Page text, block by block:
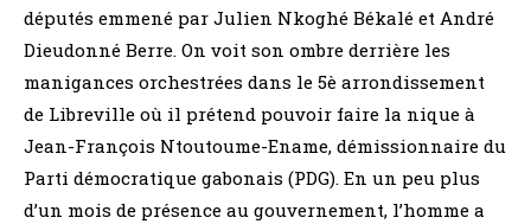
députés emmené par Julien Nkoghé Békalé et André
Dieudonné Berre. On voit son ombre derrière les
manigances orchestrées dans le 5è arrondissement
de Libreville où il prétend pouvoir faire la nique à
Jean-François Ntoutoume-Ename, démissionnaire du
Parti démocratique gabonais (PDG). En un peu plus
d’un mois de présence au gouvernement, l’homme a